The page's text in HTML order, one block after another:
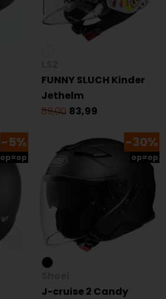
FUNNY SLUCH Kinder
Jethelm
89,00 83,99
-5%
op=op
-30%
op=op
J-cruise 2 Candy